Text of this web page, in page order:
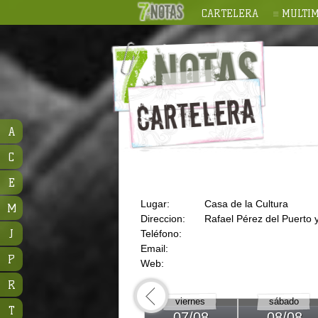
CARTELERA
Lugar:
Casa de la Cultura
Direccion:
Rafael Pérez del Puerto
Teléfono:
Email:
Web:
viernes sábado
A
C
E
M
J
P
R
T